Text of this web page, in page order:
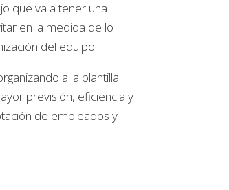
que va a tener una
en la medida de lo
del equipo.
a la plantilla
previsión, eficiencia y
de empleados y